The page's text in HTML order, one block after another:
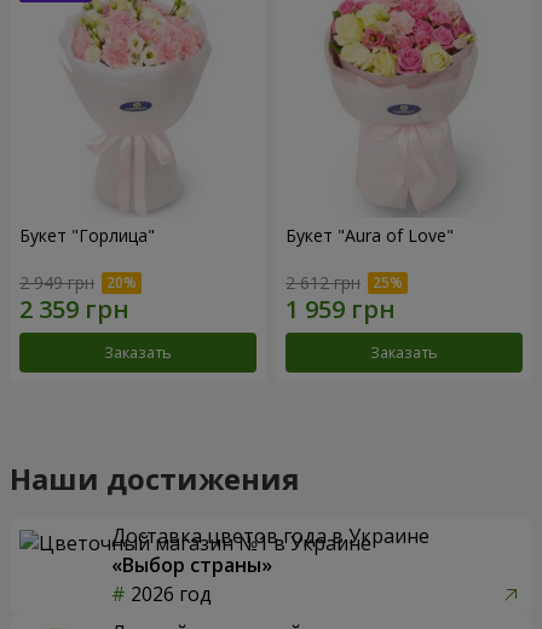
Букет "Горлица"
2 949 грн
Заказать
Букет "Aura of Love"
2 612 грн
Заказать
Наши достижения
Доставка цветов года в Украине
«Выбор страны»
2026 год